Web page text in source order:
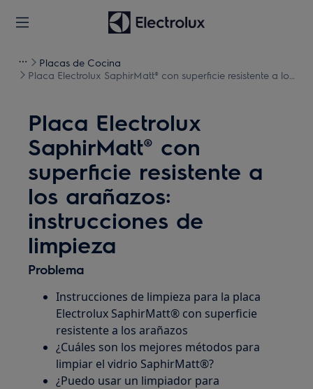
Placas de Cocina
Placa Electrolux SaphirMatt® con superficie resistente a los
Placa Electrolux
SaphirMatt® con
superficie resistente a
los arañazos:
instrucciones de
limpieza
Problema
Instrucciones de limpieza para la placa
Electrolux SaphirMatt® con superficie
resistente a los arañazos
¿Cuáles son los mejores métodos para
limpiar el vidrio SaphirMatt®?
¿Puedo usar un limpiador para